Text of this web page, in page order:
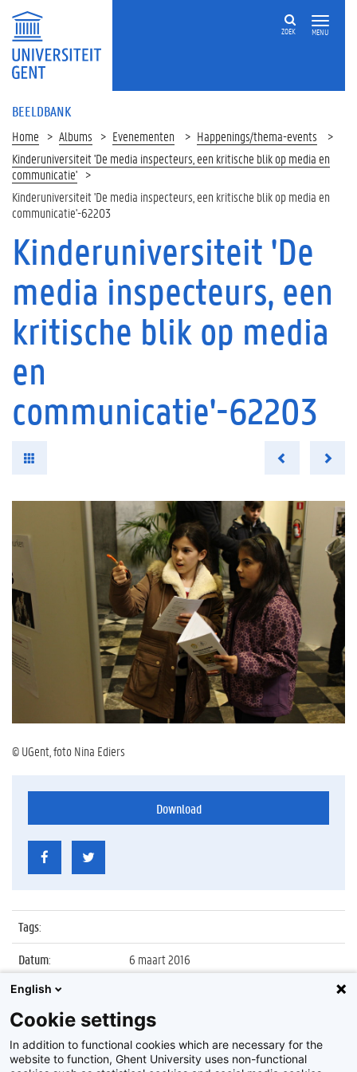
MENU
ZOEK
BEELDBANK
Home Albums Evenementen
Happenings/thema-events
Kinderuniversiteit 'De media inspecteurs, een kritische blik op media en
communicatie'
Kinderuniversiteit 'De media inspecteurs, een kritische blik op media en
communicatie'-62203
Kinderuniversiteit 'De
media inspecteurs, een
kritische blik op media
en
communicatie'-62203
© UGent, foto Nina Ediers
Download
Tags:
Datum:
6 maart 2016
Identificatienummer
Album:
Kinderuniversiteit 'De media inspecteurs, een
kritische blik op media en communicatie'
English
Cookie settings
In addition to functional cookies which are necessary for the
website to function, Ghent University uses non-functional